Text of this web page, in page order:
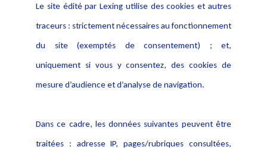
Alerte professionnelle
Déclaration d'accessibilité
Notice Légale
Politique de protection des
données
Publications
Le site édité par Lexing utilise des cookies et autres
traceurs : strictement nécessaires au fonctionnement
du site (exemptés de consentement) ; et,
uniquement si vous y consentez, des cookies de
mesure d’audience et d’analyse de navigation.
Dans ce cadre, les données suivantes peuvent être
traitées : adresse IP, pages/rubriques consultées,